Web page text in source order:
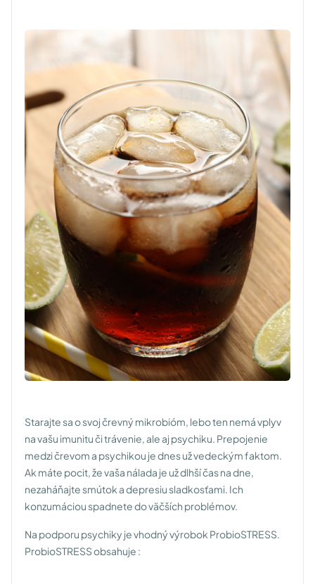
Starajte sa o svoj črevný mikrobióm, lebo ten nemá vplyv
na vašu imunitu či trávenie, ale aj psychiku. Prepojenie
medzi črevom a psychikou je dnes už vedeckým faktom.
Ak máte pocit, že vaša nálada je už dlhší čas na dne,
nezaháňajte smútok a depresiu sladkosťami. Ich
konzumáciou spadnete do väčších problémov.
Na podporu psychiky je vhodný výrobok ProbioSTRESS.
ProbioSTRESS obsahuje :